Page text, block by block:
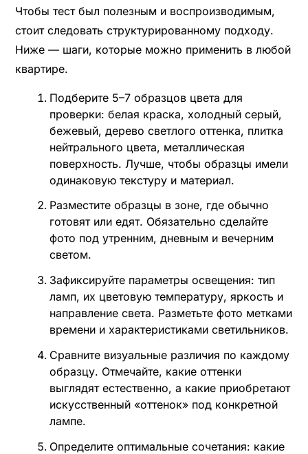
Чтобы тест был полезным и воспроизводимым,
стоит следовать структурированному подходу.
Ниже — шаги, которые можно применить в любой
квартире.
Подберите 5–7 образцов цвета для
проверки: белая краска, холодный серый,
бежевый, дерево светлого оттенка, плитка
нейтрального цвета, металлическая
поверхность. Лучше, чтобы образцы имели
одинаковую текстуру и материал.
Разместите образцы в зоне, где обычно
готовят или едят. Обязательно сделайте
фото под утренним, дневным и вечерним
светом.
Зафиксируйте параметры освещения: тип
ламп, их цветовую температуру, яркость и
направление света. Разметьте фото метками
времени и характеристиками светильников.
Сравните визуальные различия по каждому
образцу. Отмечайте, какие оттенки
выглядят естественно, а какие приобретают
искусственный «оттенок» под конкретной
лампе.
Определите оптимальные сочетания: какие